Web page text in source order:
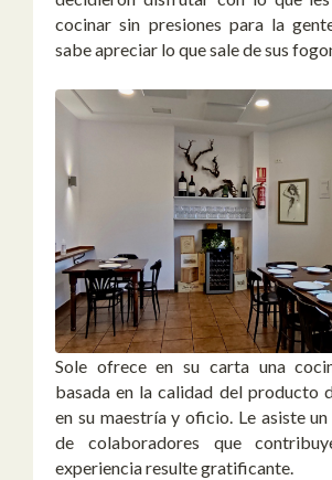
cocinar sin presiones para la
sabe apreciar lo que sale de sus
Sole ofrece en su carta una
basada en la calidad del producto
en su maestría y oficio. Le asiste
de colaboradores que
experiencia resulte gratificante.